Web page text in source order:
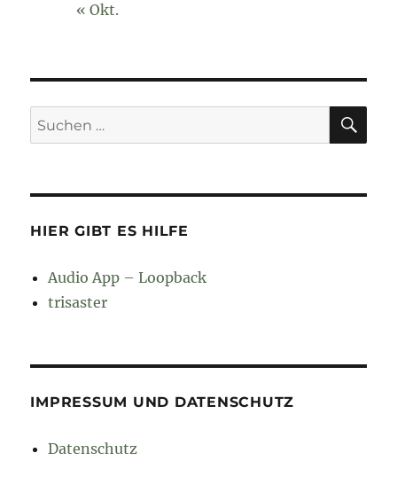
« Okt.
Suchen
nach:
HIER GIBT ES HILFE
Audio App – Loopback
trisaster
IMPRESSUM UND DATENSCHUTZ
Datenschutz